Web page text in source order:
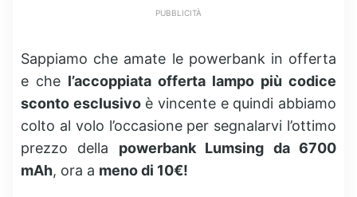
PUBBLICITÀ
Sappiamo che amate le powerbank in offerta
e che l’accoppiata offerta lampo più codice
sconto esclusivoè vincente e quindi abbiamo
colto al volo l’occasione per segnalarvi l’ottimo
prezzo della powerbank Lumsing da 6700
mAh, ora a meno di 10€!